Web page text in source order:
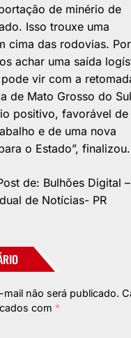
de minério de
Isso trouxe uma
cima das rodovias. Por
achar uma saída
vir com a
de Mato Grosso do
positivo, favorável de
e de uma nova
o Estado”, finalizou.
de: Bulhões Digital –
de Notícias- PR
não será publicado.
com *